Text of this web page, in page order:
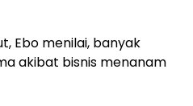
Ebo menilai, banyak
akibat bisnis menanam